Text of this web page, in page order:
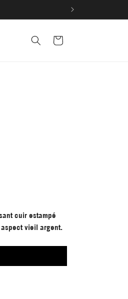
Panier
cuir estampé
vieil argent.